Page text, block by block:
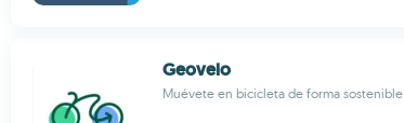
Geovelo
Muévete en bicicleta de forma sostenible